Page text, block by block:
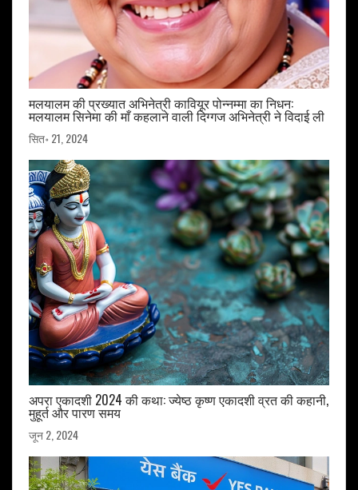
मलयालम की प्रख्यात अभिनेत्री कावियूर पोन्नम्मा का निधन:
मलयालम सिनेमा की माँ कहलाने वाली दिग्गज अभिनेत्री ने विदाई ली
सित॰ 21, 2024
अपरा एकादशी 2024 की कथा: ज्येष्ठ कृष्ण एकादशी व्रत की कहानी,
मुहूर्त और पारण समय
जून 2, 2024